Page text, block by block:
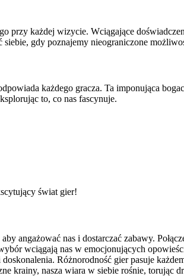
przy każdej wizycie. Wciągające
gdy poznajemy nieograniczone
każdego gracza. Ta imponująca
to, co nas fascynuje.
świat gier!
angażować nas i dostarczać zabawy.
wciągają nas w emocjonujących
Różnorodność gier pasuje
krainy, nasza wiara w siebie rośnie, torując